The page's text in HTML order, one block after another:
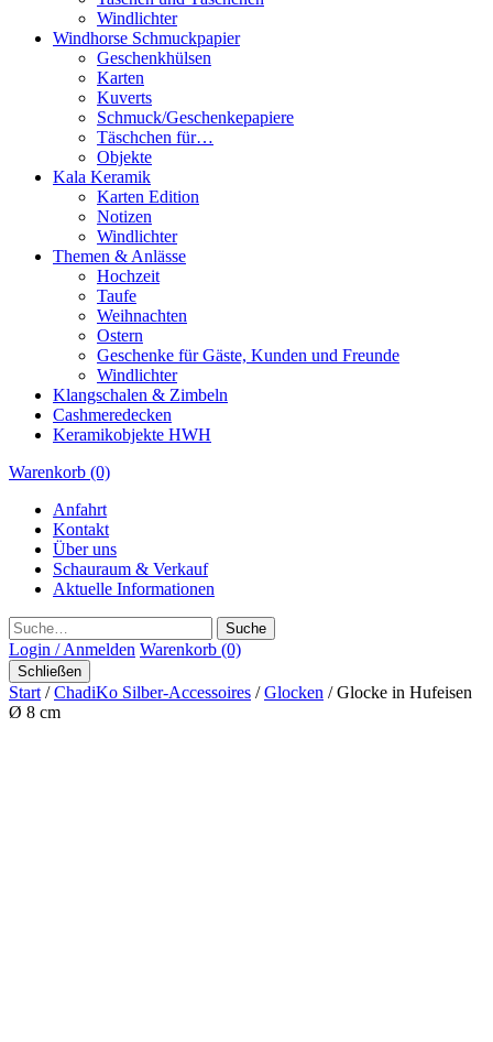
Windlichter
Windhorse Schmuckpapier
Geschenkhülsen
Karten
Kuverts
Schmuck/Geschenkepapiere
Täschchen für…
Objekte
Kala Keramik
Karten Edition
Notizen
Windlichter
Themen & Anlässe
Hochzeit
Taufe
Weihnachten
Ostern
Geschenke für Gäste, Kunden und Freunde
Windlichter
Klangschalen & Zimbeln
Cashmeredecken
Keramikobjekte HWH
Warenkorb (0)
Anfahrt
Kontakt
Über uns
Schauraum & Verkauf
Aktuelle Informationen
Suche
Login / Anmelden Warenkorb (0)
Schließen
Start /ChadiKo Silber-Accessoires /Glocken / Glocke in Hufeisen
Ø 8 cm